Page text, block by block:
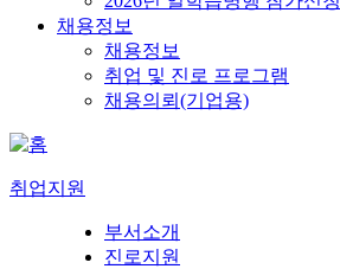
채용정보
채용정보
취업 및 진로 프로그램
채용의뢰(기업용)
취업지원
부서소개
진로지원